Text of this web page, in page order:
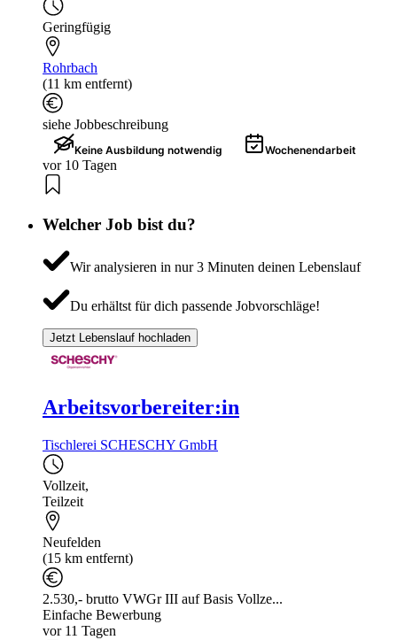
Geringfügig
Rohrbach
(11 km entfernt)
siehe Jobbeschreibung
Keine Ausbildung notwendig Wochenendarbeit
vor 10 Tagen
Welcher Job bist du?
Wir analysieren in nur 3 Minuten deinen Lebenslauf
Du erhältst für dich passende Jobvorschläge!
Jetzt Lebenslauf hochladen
Arbeitsvorbereiter:in
Tischlerei SCHESCHY GmbH
Vollzeit,
Teilzeit
Neufelden
(15 km entfernt)
2.530,- brutto VWGr III auf Basis Vollze...
Einfache Bewerbung
vor 11 Tagen